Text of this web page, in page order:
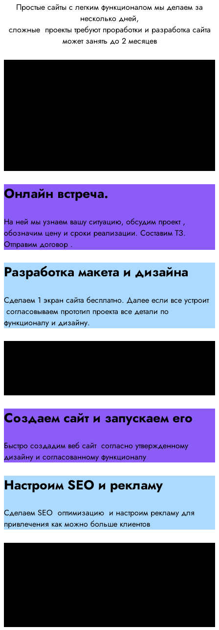
Простые сайты с легким функционалом мы делаем за
несколько дней,
сложные проекты требуют проработки и разработка сайта
может занять до 2 месяцев
Онлайн встреча.
На ней мы узнаем вашу ситуацию, обсудим проект ,
обозначим цену и сроки реализации. Составим ТЗ.
Отправим договор .
Разработка макета и дизайна
Сделаем 1 экран сайта бесплатно. Далее если все устроит
согласовываем прототип проекта все детали по
функционалу и дизайну.
Создаем сайт и запускаем его
Быстро создадим веб сайт согласно утвержденному
дизайну и согласованному функционалу
Настроим SEO и рекламу
Сделаем SEO оптимизацию и настроим рекламу для
привлечения как можно больше клиентов